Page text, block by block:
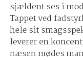
sjældent ses i
Tappet ved
hele sit
leverer en
næsen mødes